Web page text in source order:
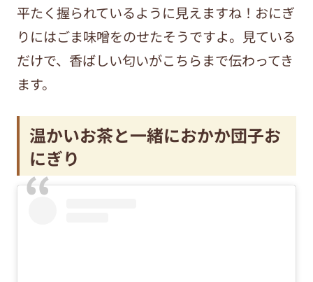
平たく握られているように見えますね！おにぎ
りにはごま味噌をのせたそうですよ。見ている
だけで、香ばしい匂いがこちらまで伝わってき
ます。
温かいお茶と一緒におかか団子お
にぎり